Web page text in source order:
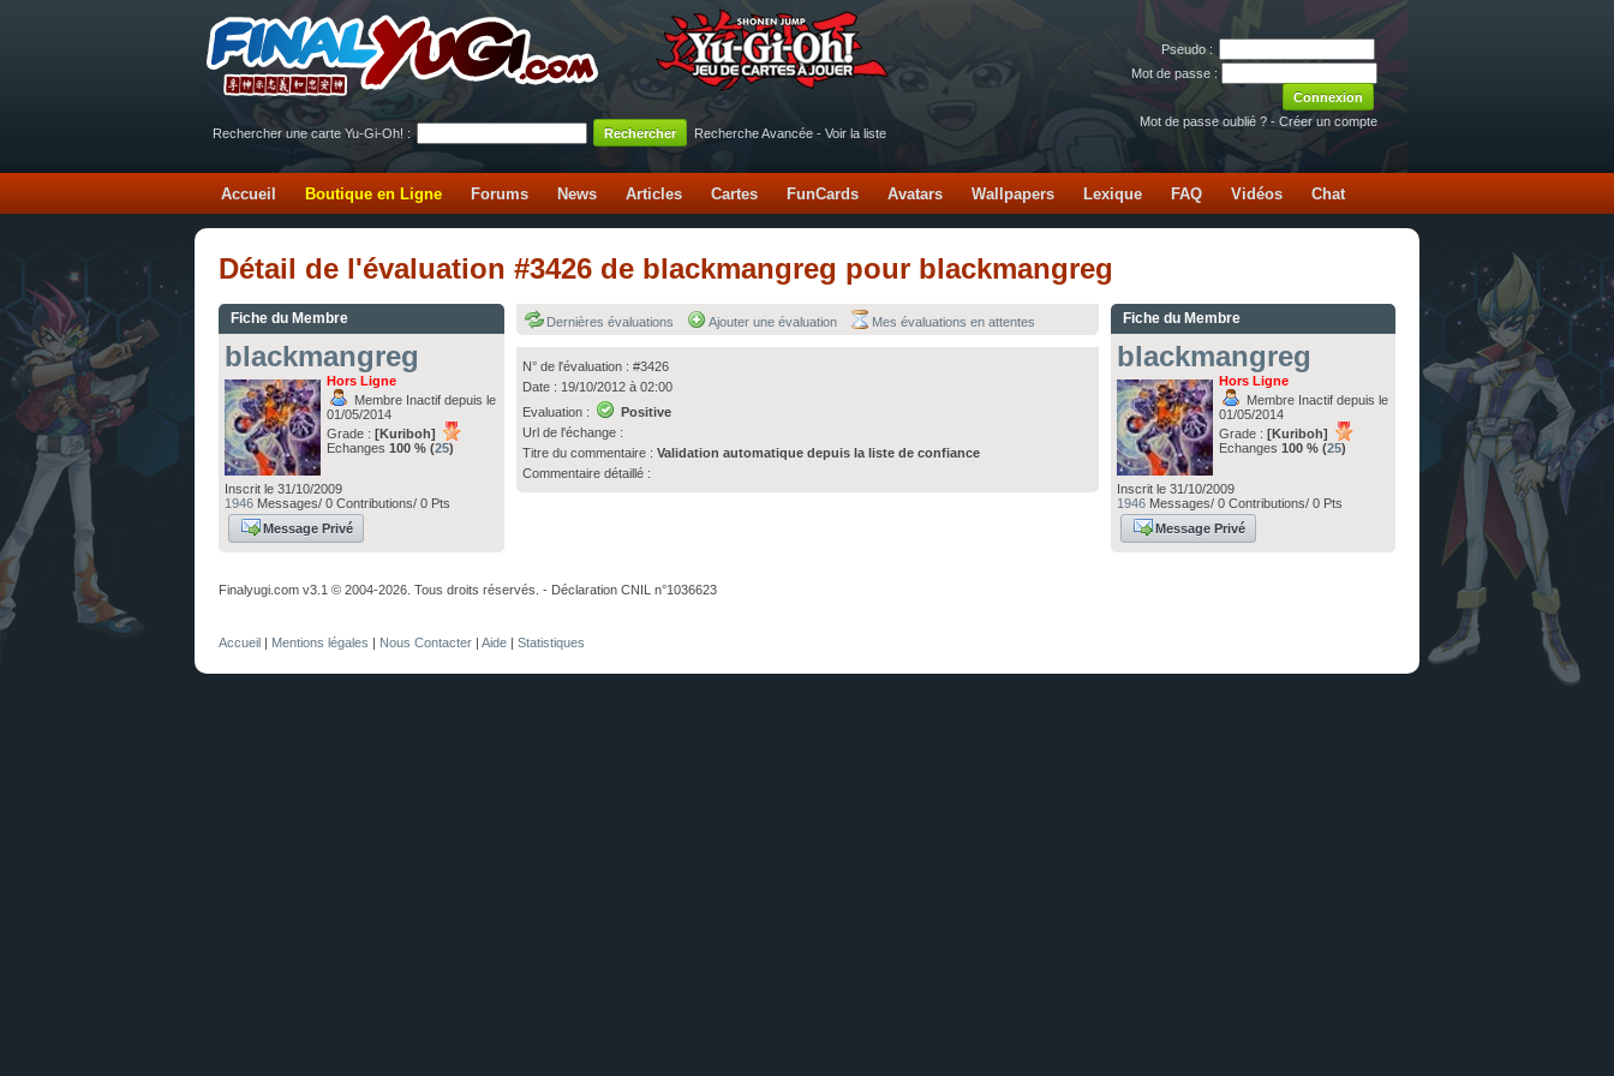
Pseudo :
Mot de passe :
Mot de passe oublié ? - Créer un compte
Rechercher une carte Yu-Gi-Oh! :
Recherche Avancée - Voir la liste
Accueil Boutique en Ligne Forums News Articles Cartes FunCards Avatars Wallpapers Lexique FAQ Vidéos Chat
Détail de l'évaluation #3426 de blackmangreg pour blackmangreg
Fiche du Membre
blackmangreg
Hors Ligne
Membre Inactif depuis le
01/05/2014
Grade : [Kuriboh]
Echanges 100 % (25)
Inscrit le 31/10/2009
1946 Messages/ 0 Contributions/ 0 Pts
Message Privé
Dernières évaluations Ajouter une évaluation Mes évaluations en attentes
N° de l'évaluation : #3426
Date : 19/10/2012 à 02:00
Evaluation :
Positive
Url de l'échange :
Titre du commentaire : Validation automatique depuis la liste de confiance
Commentaire détaillé :
Fiche du Membre
blackmangreg
Hors Ligne
Membre Inactif depuis le
01/05/2014
Grade : [Kuriboh]
Echanges 100 % (25)
Inscrit le 31/10/2009
1946Messages/ 0 Contributions/ 0 Pts
Message Privé
Finalyugi.com v3.1 © 2004-2026. Tous droits réservés. - Déclaration CNIL n°1036623
Accueil | Mentions légales | Nous Contacter | Aide | Statistiques